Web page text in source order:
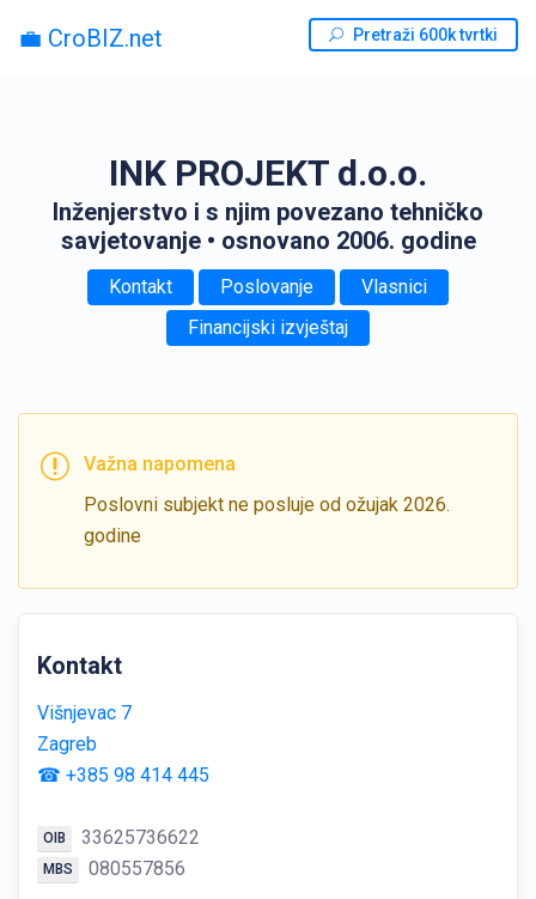
💼 CroBIZ.net Pretraži 600k tvrtki
INK PROJEKT d.o.o.
Inženjerstvo i s njim povezano tehničko
savjetovanje • osnovano 2006. godine
Kontakt Poslovanje
Vlasnici
Financijski izvještaj
Važna napomena
Poslovni subjekt ne posluje od ožujak 2026.
godine
Kontakt
Višnjevac 7
Zagreb
☎ +385 98 414 445
OIB 33625736622
MBS 080557856